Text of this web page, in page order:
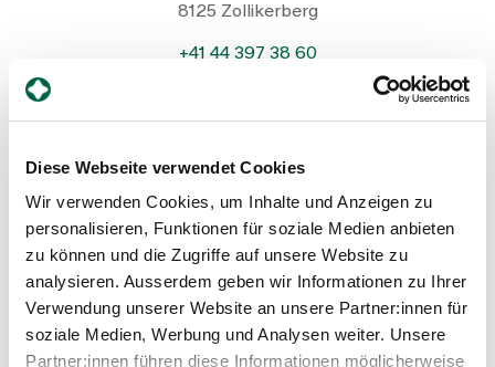
Diese Webseite verwendet Cookies
Wir verwenden Cookies, um Inhalte und Anzeigen zu
personalisieren, Funktionen für soziale Medien anbieten
zu können und die Zugriffe auf unsere Website zu
analysieren. Ausserdem geben wir Informationen zu Ihrer
Verwendung unserer Website an unsere Partner:innen für
soziale Medien, Werbung und Analysen weiter. Unsere
Partner:innen führen diese Informationen möglicherweise
8125 Zollikerberg
+41 44 397 38 60
Profil anzeigen